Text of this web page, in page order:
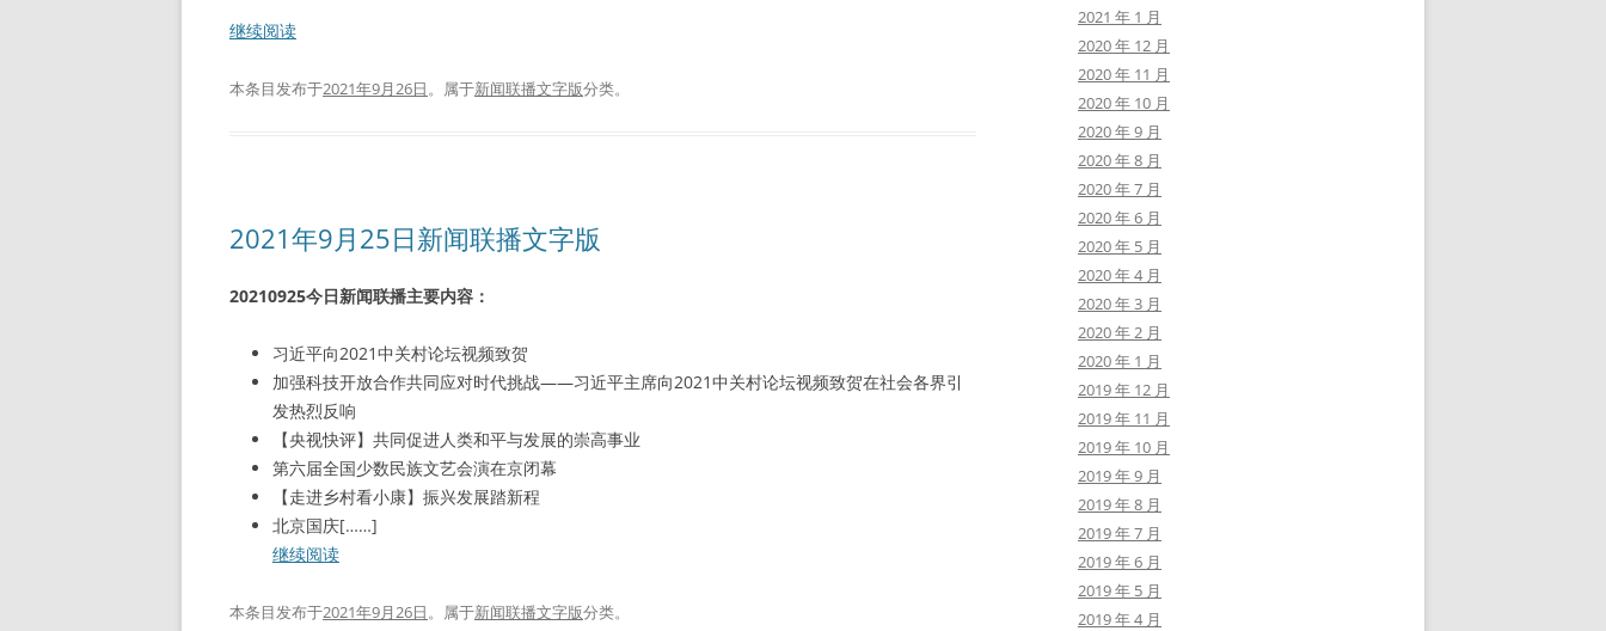
继续阅读
本条目发布于2021年9月26日。属于新闻联播文字版分类。
2021年9月25日新闻联播文字版
20210925今日新闻联播主要内容：
习近平向2021中关村论坛视频致贺
加强科技开放合作共同应对时代挑战——习近平主席向2021中关村论坛视频致贺在社会各界引
发热烈反响
【央视快评】共同促进人类和平与发展的崇高事业
第六届全国少数民族文艺会演在京闭幕
【走进乡村看小康】振兴发展踏新程
北京国庆[……]
继续阅读
本条目发布于2021年9月26日。属于新闻联播文字版分类。
2021 年 1 月
2020 年 12 月
2020 年 11 月
2020 年 10 月
2020 年 9 月
2020 年 8 月
2020 年 7 月
2020 年 6 月
2020 年 5 月
2020 年 4 月
2020 年 3 月
2020 年 2 月
2020 年 1 月
2019 年 12 月
2019 年 11 月
2019 年 10 月
2019 年 9 月
2019 年 8 月
2019 年 7 月
2019 年 6 月
2019 年 5 月
2019 年 4 月